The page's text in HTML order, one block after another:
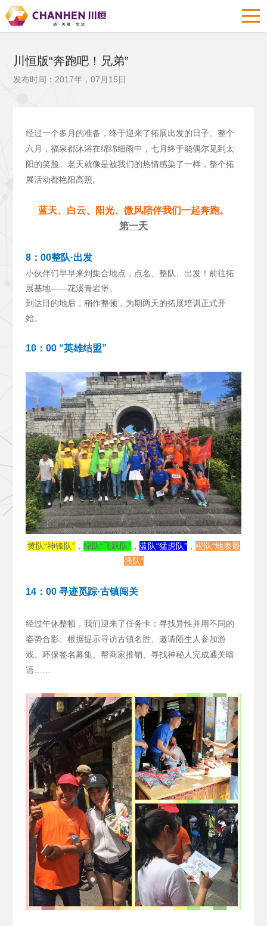
川恒版“奔跑吧！兄弟”
发布时间：2017年，07月15日
经过一个多月的准备，终于迎来了拓展出发的日子。整个
六月，福泉都沐浴在绵绵细雨中，七月终于能偶尔见到太
阳的笑脸。老天就像是被我们的热情感染了一样，整个拓
展活动都艳阳高照。
蓝天、白云、阳光、微风陪伴我们一起奔跑。
第一天
8：00整队·出发
小伙伴们早早来到集合地点，点名、整队、出发！前往拓
展基地——花溪青岩堡。
到达目的地后，稍作整顿，为期两天的拓展培训正式开
始。
10：00 “英雄结盟”
黄队“神锋队” ， 绿队“飞跃队” ， 蓝队“猛虎队”， 橙队“地表最
强队”
14：00 寻迹觅踪·古镇闯关
经过午休整顿，我们迎来了任务卡：寻找异性并用不同的
姿势合影、根据提示寻访古镇名胜、邀请陌生人参加游
戏、环保签名募集、帮商家推销、寻找神秘人完成通关暗
语……